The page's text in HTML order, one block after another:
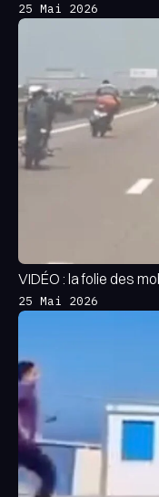
25 Mai 2026
VIDÉO : la folie des
25 Mai 2026